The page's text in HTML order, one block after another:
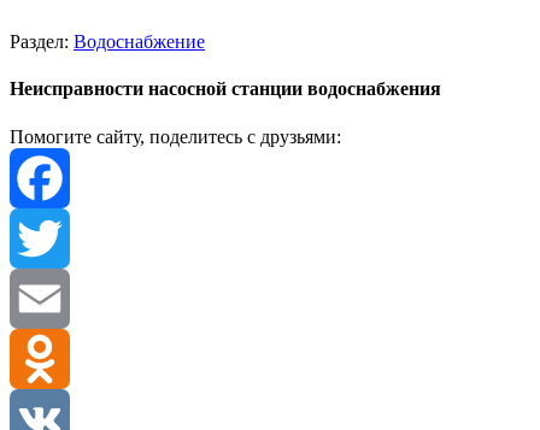
Раздел: Водоснабжение
Неисправности насосной станции водоснабжения
Помогите сайту, поделитесь с друзьями:
Facebook
Twitter
Email
Odnoklassniki